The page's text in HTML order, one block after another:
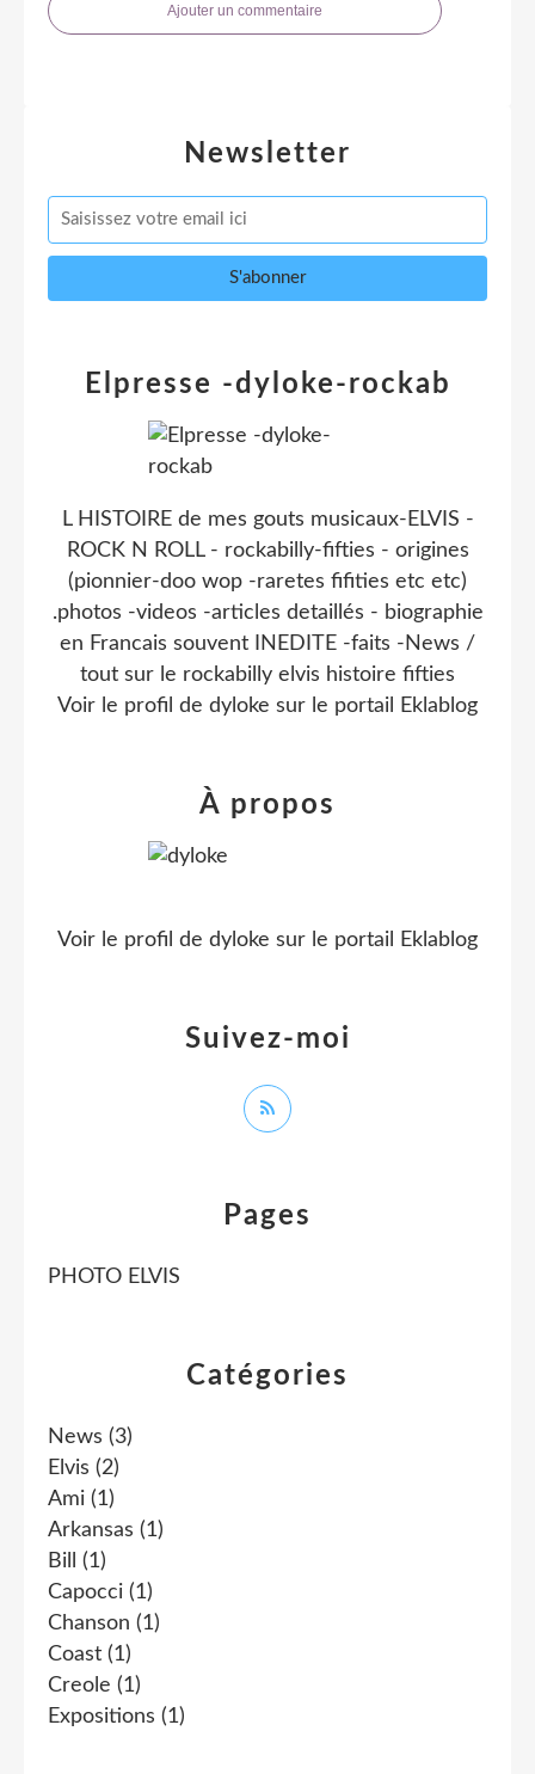
Ajouter un commentaire
Newsletter
Catégories
News (3)
Elvis (2)
Ami (1)
Arkansas (1)
Bill
(1)
Capocci (1)
Chanson (1)
Coast (1)
Creole (1)
Expositions (1)
Pages
PHOTO ELVIS
Elpresse -dyloke-rockab
L HISTOIRE de mes gouts musicaux-ELVIS -
ROCK N ROLL - rockabilly-fifties - origines
(pionnier-doo wop -raretes fifities etc etc)
.photos -videos -articles detaillés - biographie
en Francais souvent INEDITE -faits -News /
tout sur le rockabilly elvis histoire fifties
Voir le profil de dyloke sur le portail Eklablog
Suivez-moi
À propos
Voir le profil de dyloke sur le portail Eklablog